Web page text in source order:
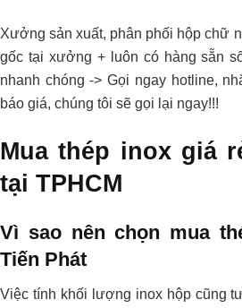
Xưởng sản xuất, phân phối hộp chữ
gốc tại xưởng + luôn có hàng sẵn
nhanh chóng -> Gọi ngay hotline,
báo giá, chúng tôi sẽ gọi lại ngay!!!
Mua thép inox giá
tại TPHCM
Vì sao nên chọn mua
Tiến Phát
Việc tính khối lượng inox hộp cũng